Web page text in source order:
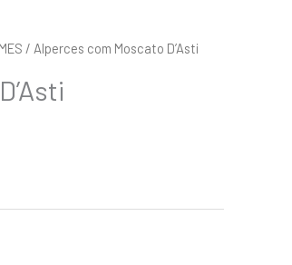
/ Alperces com Moscato D’Asti